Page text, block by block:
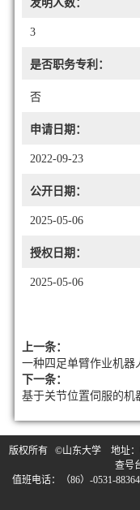
发明人数：
3
是否职务专利：
否
申请日期：
2022-09-23
公开日期：
2025-05-06
授权日期：
2025-05-06
上一条：
一种四足单臂作业机器
下一条：
基于关节位置伺服的机
版权所有 ©山东大学 地址：
查号
值班电话：（86）-0531-